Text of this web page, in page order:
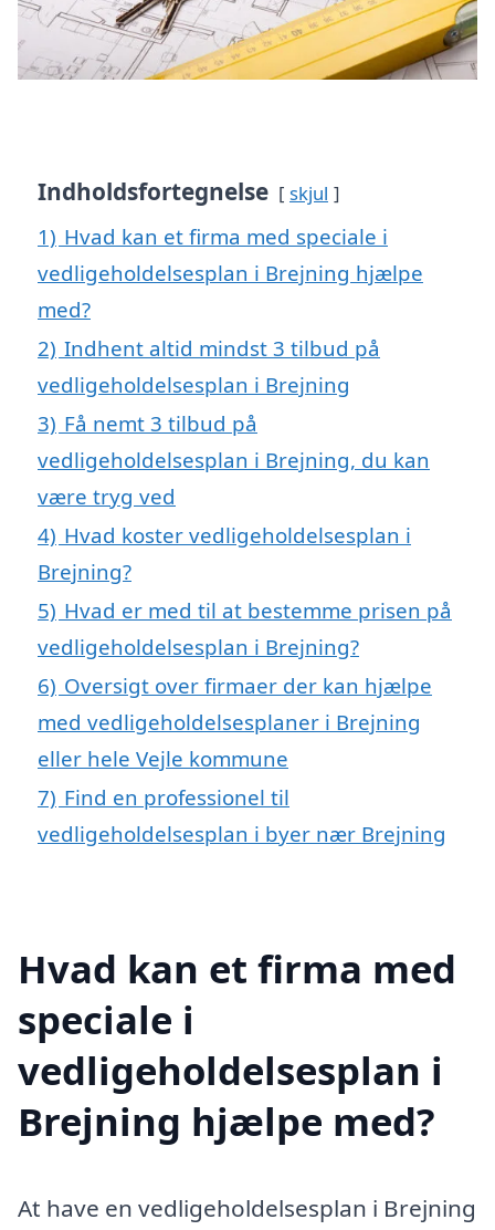
Indholdsfortegnelse skjul
1) Hvad kan et firma med speciale i
vedligeholdelsesplan i Brejning hjælpe
med?
2) Indhent altid mindst 3 tilbud på
vedligeholdelsesplan i Brejning
3) Få nemt 3 tilbud på
vedligeholdelsesplan i Brejning, du kan
være tryg ved
4) Hvad koster vedligeholdelsesplan i
Brejning?
5) Hvad er med til at bestemme prisen på
vedligeholdelsesplan i Brejning?
6) Oversigt over firmaer der kan hjælpe
med vedligeholdelsesplaner i Brejning
eller hele Vejle kommune
7) Find en professionel til
vedligeholdelsesplan i byer nær Brejning
Hvad kan et firma med
speciale i
vedligeholdelsesplan i
Brejning hjælpe med?
At have en vedligeholdelsesplan i Brejning